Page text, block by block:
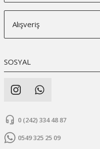
Alışveriş
SOSYAL
0 (242) 334 48 87
0549 325 25 09